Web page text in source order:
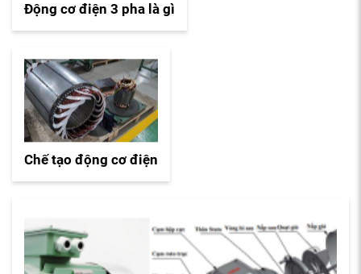
Động cơ điện 3 pha là gì
Chế tạo động cơ điện